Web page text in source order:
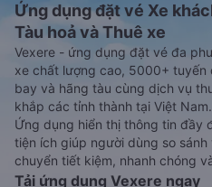
Ứng dụng đặt vé Xe
Tàu hoả và Thuê xe
Vexere - ứng dụng đặt vé đa
xe chất lượng cao, 5000+
bay và hãng tàu cùng dịch vụ
khắp các tỉnh thành tại Việt Nam.
Ứng dụng hiển thị thông tin đầy
tiện ích giúp người dùng so
chuyển tiết kiệm, nhanh chóng
Tải ứng dụng Vexere ngay